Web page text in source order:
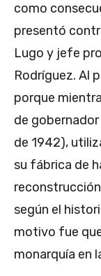
como
presentó
Lugo y jefe
Rodríguez. Al
porque
de
de 1942),
su fábrica de
según el
motivo fue
monarquía en